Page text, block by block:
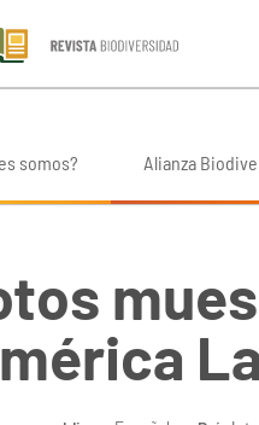
somos? Alianza